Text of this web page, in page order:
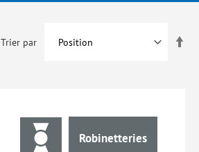
Trier par
Robinetteries